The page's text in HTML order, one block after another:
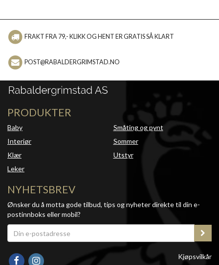
FRAKT FRA 79,- KLIKK OG HENT ER GRATIS SÅ KLART
POST@RABALDERGRIMSTAD.NO
PRODUKTER
Baby
Interiør
Klær
Leker
Småting og pynt
Sommer
Utstyr
NYHETSBREV
Ønsker du å motta gode tilbud, tips og nyheter direkte til din e-
postinnboks eller mobil?
Kjøpsvilkår